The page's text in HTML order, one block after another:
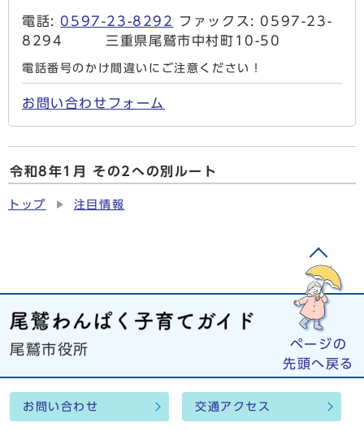
電話: 0597-23-8292
ファックス: 0597-23-
8294 三重県尾鷲市中村町10-50
電話番号のかけ間違いにご注意ください！
お問い合わせフォーム
令和8年1月 その2への別ルート
トップ 注目情報
ページの
先頭へ戻る
尾鷲市役所
お問い合わせ 交通アクセス